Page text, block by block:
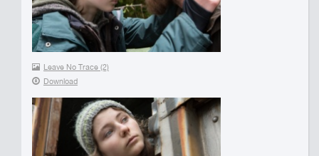
Leave No Trace (2)
Download